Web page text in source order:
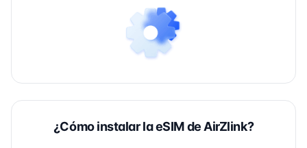
¿Cómo instalar la eSIM de AirZlink?